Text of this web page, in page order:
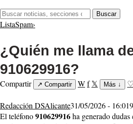
Buscar:
Buscar
ListaSpam›
¿Quién me llama
910629916?
Compartir ↗ Compartir Wf 𝕏 Más ↓ ♡
Redacción DSAlicante31/05/2026 - 16:01
El teléfono910629916ha generado